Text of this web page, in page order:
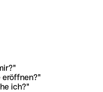
eröffnen?"
ich?"